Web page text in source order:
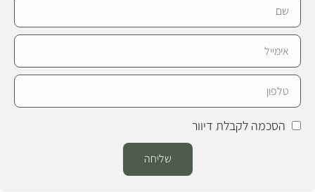
הסכמה לקבלת דיוור
שליחה